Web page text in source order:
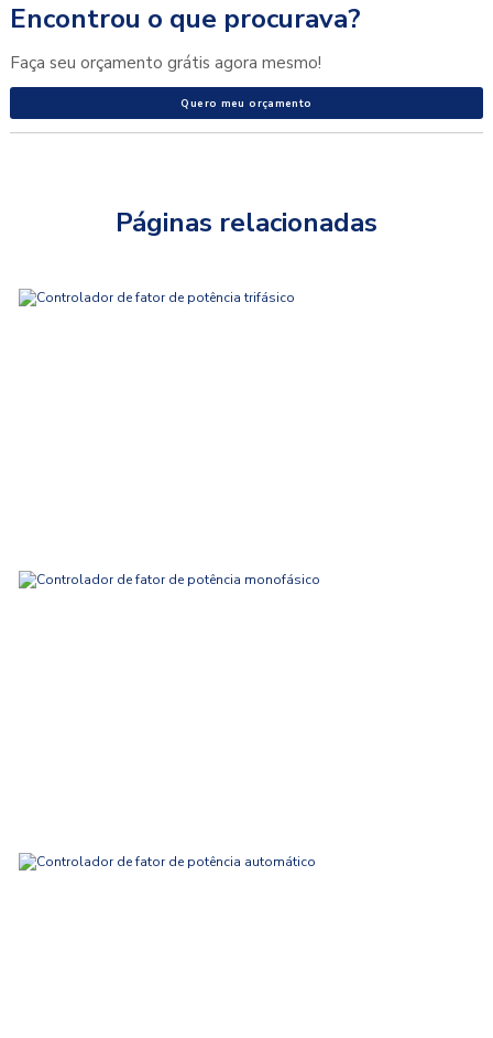
Encontrou o que procurava?
Faça seu orçamento grátis agora mesmo!
Quero meu orçamento
Páginas relacionadas